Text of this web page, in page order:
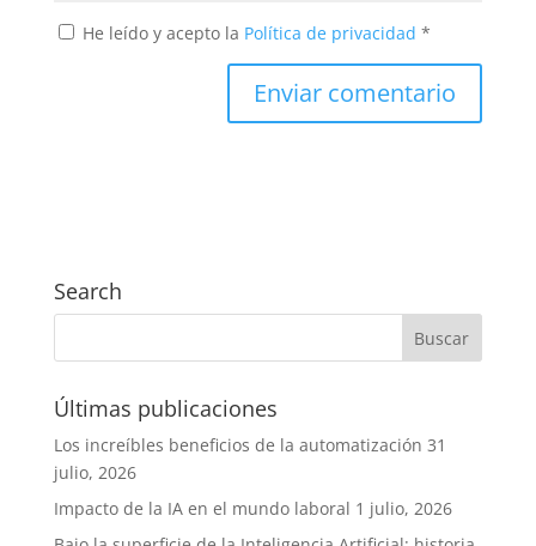
He leído y acepto la Política de privacidad *
Search
Últimas publicaciones
Los increíbles beneficios de la automatización 31
julio, 2026
Impacto de la IA en el mundo laboral 1 julio, 2026